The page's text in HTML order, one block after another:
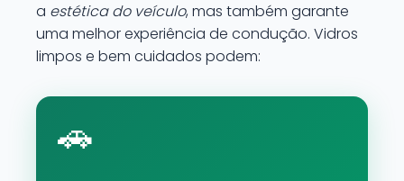
a estética do veículo, mas também garante
uma melhor experiência de condução. Vidros
limpos e bem cuidados podem:
🚗